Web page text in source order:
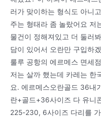
러가 맞이하는 형식도 아니
주는 형태라 좀 놀랐어요 저
물건이 정해져있고 더 둘러
담이 있어서 오란만 구입하
룰루 공항의 에르메스 면세
저는 살까 했는데 카레는 한
요. 에르메스오란골드 36내
란+골드+36사이즈 다 유니
225-230, 6사이즈 다리를